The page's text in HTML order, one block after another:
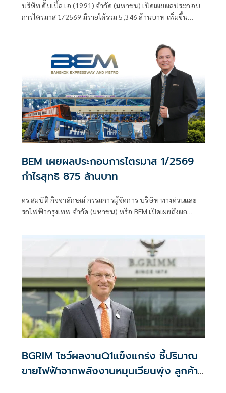
บริษัท ดั๊บเบิ้ล เอ (1991) จำกัด (มหาชน) เปิดเผยผลประกอบ
การไตรมาส 1/2569 มีรายได้รวม 5,346 ล้านบาท เพิ่มขึ้น
สุทธิ 140 ล้านบาท ท่ามกลางความผันผวนของเศรษฐกิจโลก ค่า
เงินบาท และต้นทุนโลจิสติกส์ที่สูงขึ้น
BEM เผยผลประกอบการไตรมาส 1/2569
กำไรสุทธิ 875 ล้านบาท
ดร.สมบัติ กิจจาลักษณ์ กรรมการผู้จัดการ บริษัท ทางด่วนและ
รถไฟฟ้ากรุงเทพ จำกัด (มหาชน) หรือ BEM เปิดเผยถึงผล
จะชะลอตัวจากภาวะเศรษฐกิจและสถานการณ์โลก แต่สำหรับ
กรุงเทพฯ และปริมณฑลซึ่งเป็นย่านศูนย์กลางธุรกิจยังคงมี
กิจกรรมทางเศรษฐกิจ มีการเดินทาง ประชาชนยังคงต้องเดิน
BGRIM โชว์ผลงานQ1แข็งแกร่ง ชี้ปริมาณ
ขายไฟฟ้าจากพลังงานหมุนเวียนพุ่ง ลูกค้า